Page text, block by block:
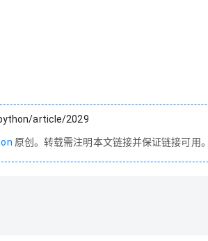
article/2029
原创。转载需注明本文链接并保证链接可用。